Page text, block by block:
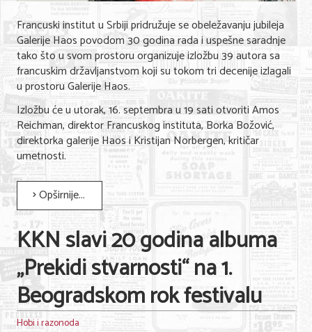
Francuski institut u Srbiji pridružuje se obeležavanju jubileja
Galerije Haos povodom 30 godina rada i uspešne saradnje
tako što u svom prostoru organizuje izložbu 39 autora sa
francuskim državljanstvom koji su tokom tri decenije izlagali
u prostoru Galerije Haos.
Izložbu će u utorak, 16. septembra u 19 sati otvoritiAmos
Reichman, direktor Francuskog instituta, Borka Božović,
direktorka galerije Haos i Kristijan Norbergen, kritičar
umetnosti.
Opširnije...
KKN slavi 20 godina albuma
„Prekidi stvarnosti“ na 1.
Beogradskom rok festivalu
Hobi i razonoda